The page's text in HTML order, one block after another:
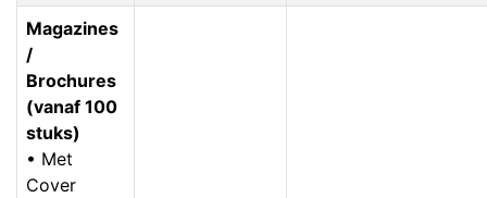
Magazines
/
Brochures
(vanaf 100
stuks)
• Met
Cover